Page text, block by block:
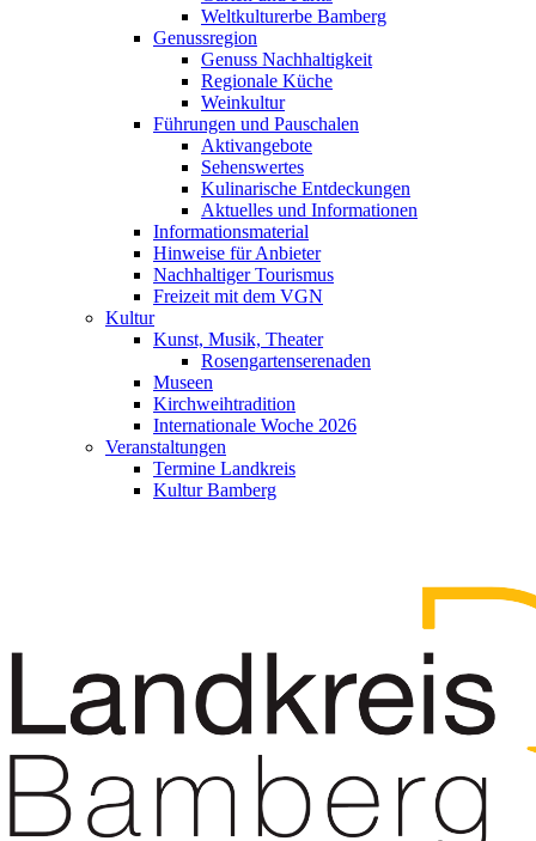
Weltkulturerbe Bamberg
Genussregion
Genuss Nachhaltigkeit
Regionale Küche
Weinkultur
Führungen und Pauschalen
Aktivangebote
Sehenswertes
Kulinarische Entdeckungen
Aktuelles und Informationen
Informationsmaterial
Hinweise für Anbieter
Nachhaltiger Tourismus
Freizeit mit dem VGN
Kultur
Kunst, Musik, Theater
Rosengartenserenaden
Museen
Kirchweihtradition
Internationale Woche 2026
Veranstaltungen
Termine Landkreis
Kultur Bamberg